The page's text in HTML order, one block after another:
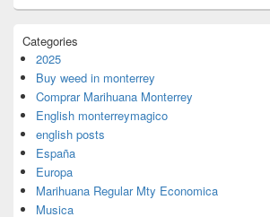
Categories
2025
Buy weed in monterrey
Comprar Marihuana Monterrey
English monterreymagico
english posts
España
Europa
Marihuana Regular Mty Economica
Musica